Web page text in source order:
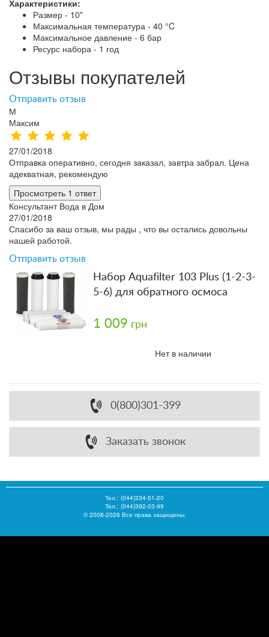
Характеристики:
Размер - 10"
Максимальная температура - 40 °C
Максимальное давление - 6 бар
Ресурс набора - 1 год
Отзывы покупателей
Отправить отзыв
М
Максим
27/01/2018
Отправка оперативно, сегодня заказал, завтра забрал. Цена
адекватная, рекомендую
Просмотреть 1 ответ
Консультант Вода в Дом
27/01/2018
Спасибо за ваш отзыв, мы рады , что вы остались довольны
нашей работой.
Отправить отзыв
Набор Aquafilter 103 Plus (1-2-3-
5-6) для обратного осмоса
1 009 грн
Нет в наличии
0(800)301-399
Заказать звонок
Тел.: (044)334-51-20
Тел.: (044)392-03-99
© 2008-2026 Все права защищены.